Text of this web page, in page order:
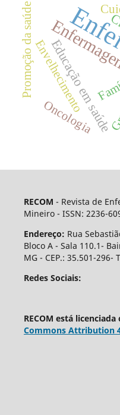
Educação em saúde
Envelhecimento
Promoção da saúde
Oncologia
RECOM - Revista de
Mineiro - ISSN: 2236-
Endereço: Rua
Bloco A - Sala 110.1-
MG - CEP.: 35.501-296-
Redes Sociais:
RECOM está
Commons Attribution